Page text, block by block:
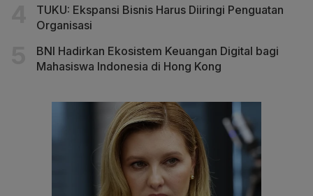
TUKU: Ekspansi Bisnis Harus Diiringi Penguatan
Organisasi
BNI Hadirkan Ekosistem Keuangan Digital bagi
Mahasiswa Indonesia di Hong Kong